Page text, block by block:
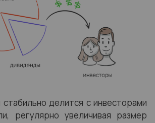
стабильно делится с инвесторами
регулярно увеличивая размер